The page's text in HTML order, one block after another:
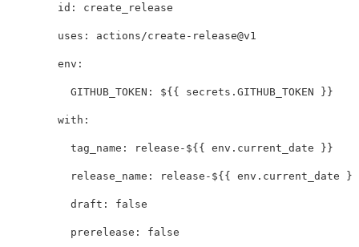
id : create_release
uses : actions/create-release@v1
env :
GITHUB_TOKEN : ${{ secrets.GITHUB_TOKEN }}
with :
tag_name : release-${{ env.current_date }}
release_name : release-${{ env.current_date }}
draft : false
prerelease : false